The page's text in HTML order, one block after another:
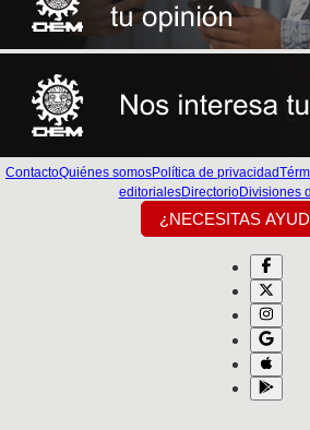
ContactoQuiénes somosPolítica de privacidad
editorialesDirectorioDivisiones
¿NECESITAS